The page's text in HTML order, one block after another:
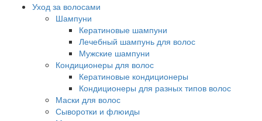
Уход за волосами
Шампуни
Кератиновые шампуни
Лечебный шампунь для волос
Мужские шампуни
Кондиционеры для волос
Кератиновые кондиционеры
Кондиционеры для разных типов волос
Маски для волос
Сыворотки и флюиды